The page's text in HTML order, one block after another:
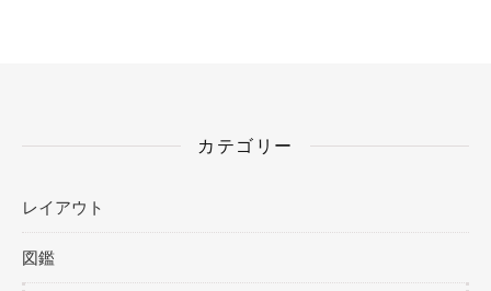
カテゴリー
レイアウト
図鑑